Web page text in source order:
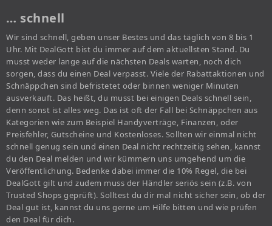
… schnell
Wir sind schnell, geben unser Bestes und das täglich von 8 bis 1
Uhr. Mit DealGott bist du immer auf dem aktuellsten Stand. Du
musst weder lange auf die nächsten Deals warten, noch dich
sorgen, dass du einen Deal verpasst. Viele der Rabattaktionen und
Schnäppchen sind befristetet oder binnen weniger Minuten
ausverkauft. Das heißt, du musst bei einigen Deals schnell sein,
denn sonst ist alles weg. Das ist oft der Fall bei Schnäppchen aus
Kategorien wie zum Beispiel Handyverträge, Finanzen, oder
Preisfehler, Gutscheine und Kostenloses. Sollten wir einmal nicht
schnell genug sein und einen Deal nicht rechtzeitig sehen, kannst
du den Deal melden und wir kümmern uns umgehend um die
Veröffentlichung. Bedenke dabei immer die 10% Regel, die bei
DealGott gilt und zudem muss der Händler seriös sein (z.B. von
Trusted Shops geprüft). Solltest du dir mal nicht sicher sein, ob der
Deal gut ist, kannst du uns gerne um Hilfe bitten und wie prüfen
den Deal für dich.